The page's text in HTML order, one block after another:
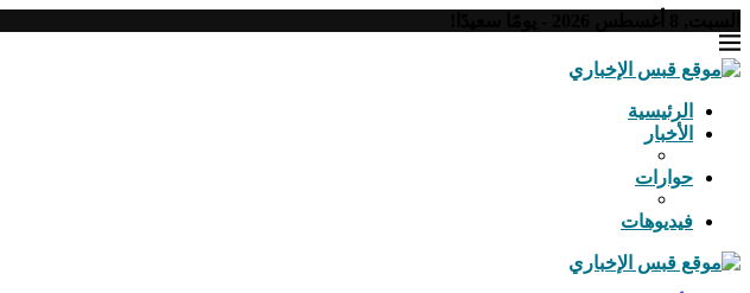
الرئيسية
الأخبار
حوارات
فيديوهات